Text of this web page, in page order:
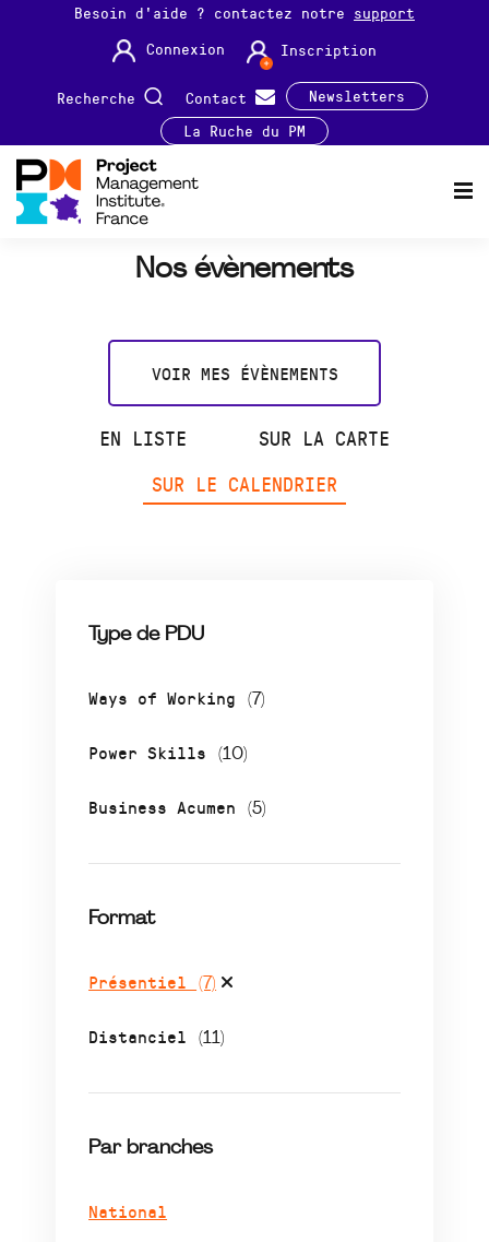
Besoin d'aide ? contactez notre support
Connexion
Inscription
Recherche Contact
Newsletters
La Ruche du PM
Nos évènements
VOIR MES ÉVÈNEMENTS
EN LISTE
SUR LA CARTE
SUR LE CALENDRIER
Type de PDU
Ways of Working (7)
Power Skills (10)
Business Acumen (5)
Format
Présentiel (7)
Distanciel (11)
Par branches
National